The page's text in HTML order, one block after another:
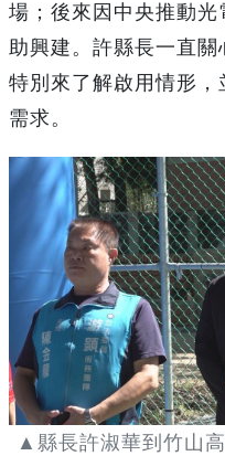
場；後來因中央推動
助興建。許縣長一直
特別來了解啟用情形，
需求。
▲縣長許淑華到竹山